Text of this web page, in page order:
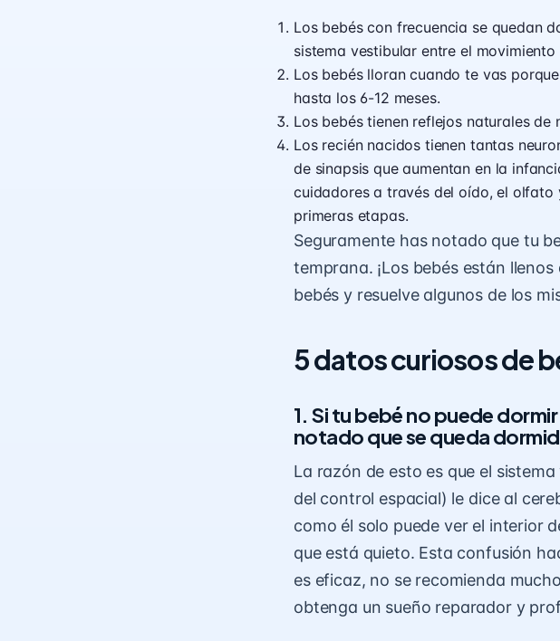
Los bebés con frecuencia se quedan
sistema vestibular entre el
Los bebés lloran cuando te vas
hasta los 6-12 meses.
Los bebés tienen reflejos naturales de
Los recién nacidos tienen tantas
de sinapsis que aumentan en la
cuidadores a través del oído, el olfato
primeras etapas.
Seguramente has notado que tu
temprana. ¡Los bebés están
bebés y resuelve algunos de los
5 datos curiosos de
1. Si tu bebé no puede
notado que se queda
La razón de esto es que el
del control espacial) le dice al
como él solo puede ver el interior
que está quieto. Esta confusión
es eficaz, no se recomienda
obtenga un sueño reparador y